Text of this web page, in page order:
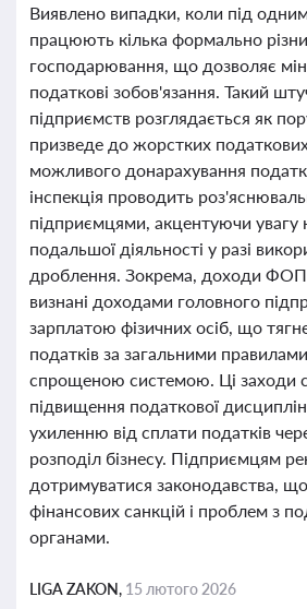
Виявлено випадки, коли під
працюють кілька формально
господарювання, що дозволяє
податкові зобов'язання. Такий
підприємств розглядається як
призведе до жорстких податкових
можливого донарахування
інспекція проводить
підприємцями, акцентуючи увагу
подальшої діяльності у разі
дроблення. Зокрема, доходи
визнані доходами головного
зарплатою фізичних осіб, що
податків за загальними
спрощеною системою. Ці заходи
підвищення податкової
ухиленню від сплати податків
розподіл бізнесу. Підприємцям
дотримуватися законодавства,
фінансових санкцій і проблем з
органами.
LIGA ZAKON, 15 лютого 2026